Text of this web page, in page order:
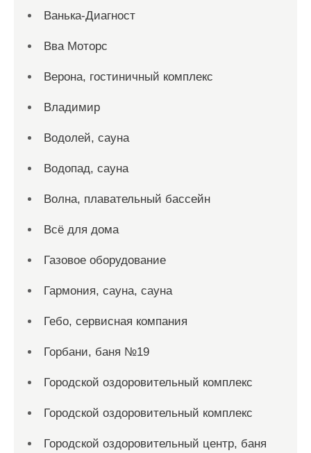
Ванька-Диагност
Вва Моторс
Верона, гостиничный комплекс
Владимир
Водолей, сауна
Водопад, сауна
Волна, плавательный бассейн
Всё для дома
Газовое оборудование
Гармония, сауна, сауна
Гебо, сервисная компания
Горбани, баня №19
Городской оздоровительный комплекс
Городской оздоровительный комплекс
Городской оздоровительный центр, баня